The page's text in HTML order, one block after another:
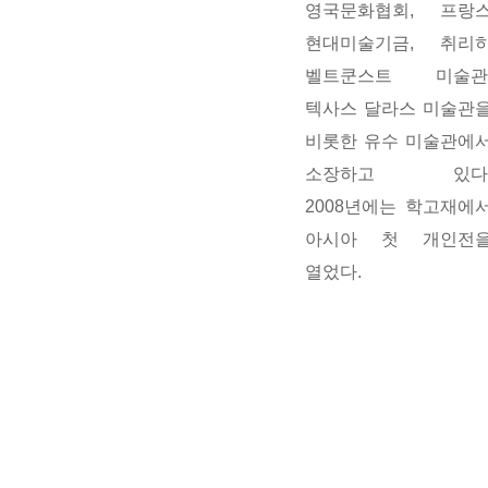
영국문화협회, 프랑
현대미술기금, 취리
벨트쿤스트 미술
텍사스 달라스 미술관
비롯한 유수 미술관에
소장하고 있다
2008년에는 학고재에
아시아 첫 개인전
열었다.